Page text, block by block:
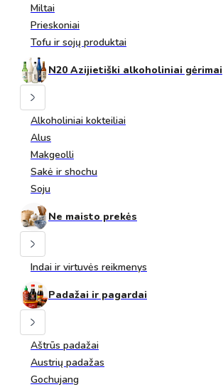
Miltai
Prieskoniai
Tofu ir sojų produktai
N20 Azijietiški alkoholiniai gėrimai
Alkoholiniai kokteiliai
Alus
Makgeolli
Sakė ir shochu
Soju
Ne maisto prekės
Indai ir virtuvės reikmenys
Padažai ir pagardai
Aštrūs padažai
Austrių padažas
Gochujang